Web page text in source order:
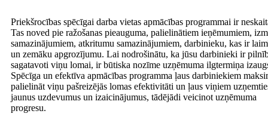
Priekšrocības spēcīgai darba vietas apmācības programmai ir
Tas noved pie ražošanas pieauguma, palielinātiem ieņēmumiem,
samazinājumiem, atkritumu samazinājumiem, darbinieku, kas ir
un zemāku apgrozījumu. Lai nodrošinātu, ka jūsu darbinieki ir
sagatavoti viņu lomai, ir būtiska nozīme uzņēmuma ilgtermiņa
Spēcīga un efektīva apmācības programma ļaus darbiniekiem
palielināt viņu pašreizējās lomas efektivitāti un ļaus viņiem
jaunus uzdevumus un izaicinājumus, tādējādi veicinot uzņēmuma
progresu.